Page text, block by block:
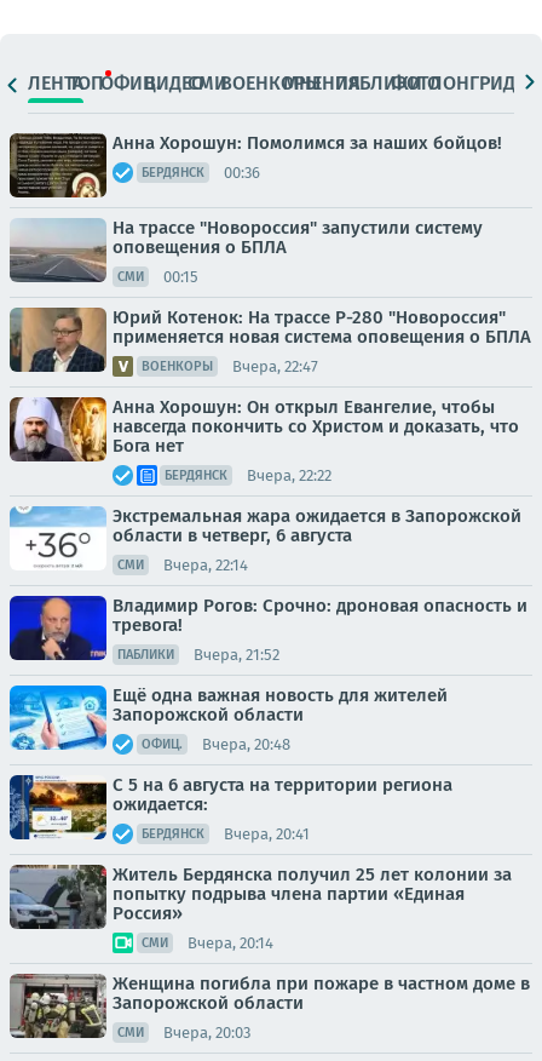
ЛЕНТАТОПОФИЦ.ВИДЕОСМИВОЕНКОРЫМНЕНИЯПАБЛИКИ
ФОТОЛОНГРИДЫ
Анна Хорошун: Помолимся за наших бойцов!
БЕРДЯНСК 00:36
На трассе "Новороссия" запустили систему
оповещения о БПЛА
СМИ 00:15
Юрий Котенок: На трассе Р-280 "Новороссия"
применяется новая система оповещения о БПЛА
ВОЕНКОРЫ Вчера, 22:47
Анна Хорошун: Он открыл Евангелие, чтобы
навсегда покончить со Христом и доказать, что
Бога нет
БЕРДЯНСК Вчера, 22:22
Экстремальная жара ожидается в Запорожской
области в четверг, 6 августа
СМИ Вчера, 22:14
Владимир Рогов: Срочно: дроновая опасность и
тревога!
ПАБЛИКИ Вчера, 21:52
Ещё одна важная новость для жителей
Запорожской области
ОФИЦ. Вчера, 20:48
С 5 на 6 августа на территории региона
ожидается:
БЕРДЯНСК Вчера, 20:41
Житель Бердянска получил 25 лет колонии за
попытку подрыва члена партии «Единая
Россия»
СМИ Вчера, 20:14
Женщина погибла при пожаре в частном доме в
Запорожской области
СМИ Вчера, 20:03